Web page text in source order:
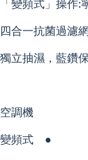
「變頻式」操作
四合一抗菌過濾
獨立抽濕，藍鑽
空調機
變頻式
●